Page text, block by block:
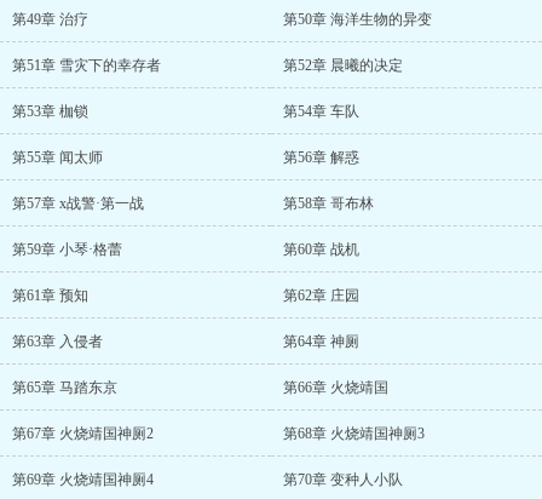
第49章 治疗 第50章 海洋生物的异变
第51章 雪灾下的幸存者 第52章 晨曦的决定
第53章 枷锁 第54章 车队
第55章 闻太师 第56章 解惑
第57章 x战警·第一战 第58章 哥布林
第59章 小琴·格蕾 第60章 战机
第61章 预知 第62章 庄园
第63章 入侵者 第64章 神厕
第65章 马踏东京 第66章 火烧靖国
第67章 火烧靖国神厕2 第68章 火烧靖国神厕3
第69章 火烧靖国神厕4 第70章 变种人小队